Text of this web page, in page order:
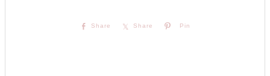
Share Share Pin